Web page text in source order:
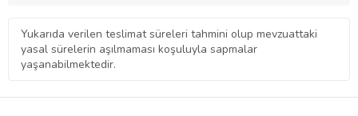
Yukarıda verilen teslimat süreleri tahmini olup mevzuattaki
yasal sürelerin aşılmaması koşuluyla sapmalar
yaşanabilmektedir.